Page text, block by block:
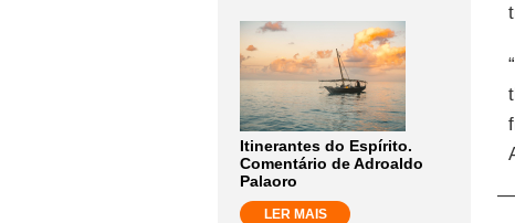
Itinerantes do Espírito.
Comentário de Adroaldo
Palaoro
LER MAIS
—